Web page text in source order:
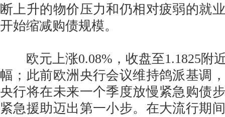
断上升的物价压力和仍相对疲弱的就
开始缩减购债规模。
欧元上涨0.08%，收盘至1.1825附
幅；此前欧洲央行会议维持鸽派基调
央行将在未来一个季度放慢紧急购债
紧急援助迈出第一小步。在大流行期